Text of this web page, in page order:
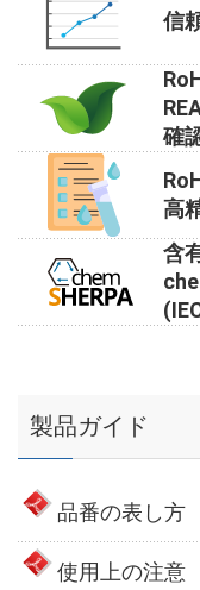
信
確
高
含
製品ガイド
品番の表し方
使用上の注意